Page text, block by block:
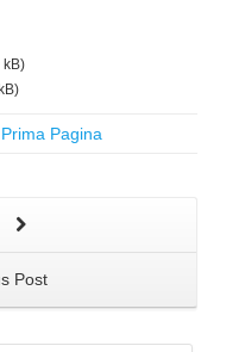
kB)
Prima Pagina
Post